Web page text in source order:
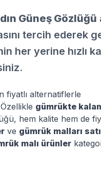
Güneş Gözlüğü
tercih ederek
her yerine hızlı
fiyatlı alternatiflerle
gümrükte kalan
hem kalite hem de
ve gümrük malları
malı ürünler